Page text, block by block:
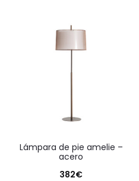
lámpara de pie amelie –
acero
382€